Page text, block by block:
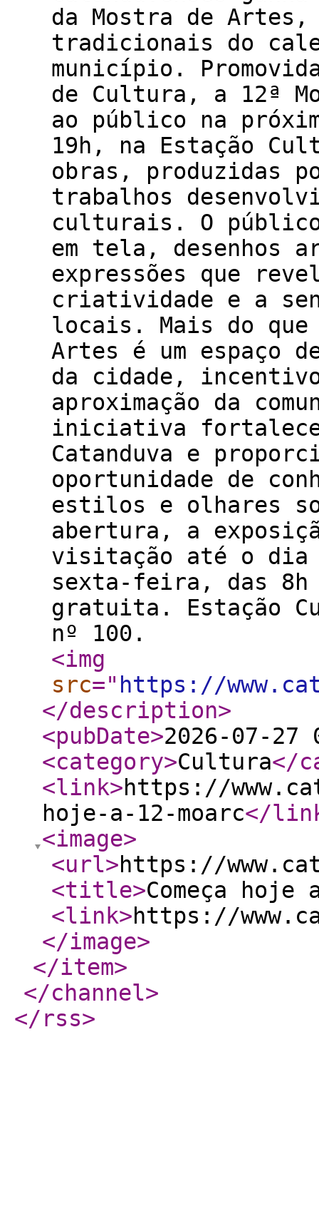
da Mostra de Artes,
tradicionais do
município.
de Cultura, a 12ª
ao público na
19h, na Estação
obras, produzidas
trabalhos
culturais. O
em tela, desenhos
expressões que
criatividade e a
locais. Mais do que
Artes é um espaço
da cidade,
aproximação da
iniciativa
Catanduva e
oportunidade de
estilos e olhares
abertura, a
visitação até o dia
sexta-feira, das 8h
gratuita. Estação
nº 100.
<img
src=" https://
</description>
<pubDate>2026-07-27
<category>Cultura</
<link>https://
hoje-a-12-moarc</
<image>
<url>https://
<title>Começa hoje
<link>https://
</image>
</item>
</channel>
</rss>